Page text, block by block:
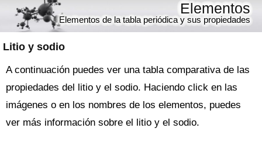
Litio y sodio
Elementos
Elementos de la tabla periódica y sus propiedades
A continuación puedes ver una tabla comparativa de las
propiedades del litio y el sodio. Haciendo click en las
imágenes o en los nombres de los elementos, puedes
ver más información sobre el litio y el sodio.